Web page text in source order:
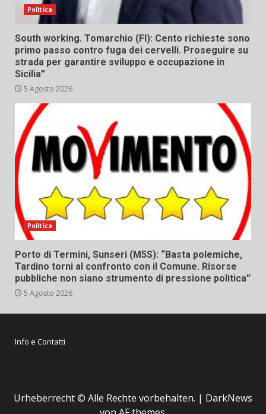
Politica
South working. Tomarchio (FI): Cento richieste sono
primo passo contro fuga dei cervelli. Proseguire su
strada per garantire sviluppo e occupazione in
Sicilia”
5 Agosto 2026
Politica
Porto di Termini, Sunseri (M5S): “Basta polemiche,
Tardino torni al confronto con il Comune. Risorse
pubbliche non siano strumento di pressione politica”
5 Agosto 2026
Info e Contatti
Urheberrecht © Alle Rechte vorbehalten. | DarkNews